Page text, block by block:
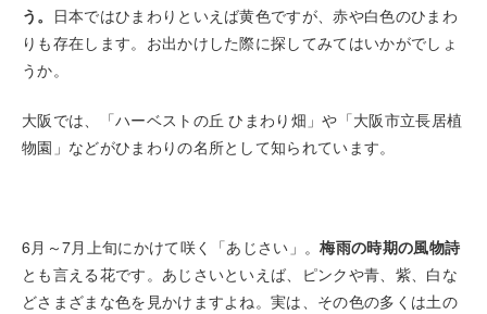
う。 日本ではひまわりといえば黄色ですが、赤や白色のひまわ
りも存在します。お出かけした際に探してみてはいかがでしょ
うか。
大阪では、「ハーベストの丘 ひまわり畑」や「大阪市立長居植
物園」などがひまわりの名所として知られています。
6月～7月上旬にかけて咲く「あじさい」。梅雨の時期の風物詩
とも言える花です。あじさいといえば、ピンクや青、紫、白な
どさまざまな色を見かけますよね。実は、その色の多くは土の